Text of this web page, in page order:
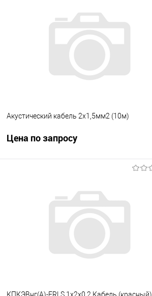
Купить в 1 клик
К сравнению
Под заказ
Акустический кабель 2х1,5мм2 (10м)
Цена по запросу
Купить в 1 клик
К сравнению
Под заказ
КПКЭВнг(А)-FRLS 1x2x0,2 Кабель (красный)